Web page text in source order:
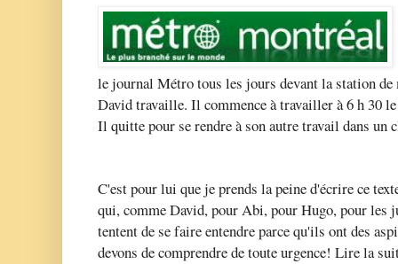
le journal Métro tous les jours devant la station
David travaille. Il commence à travailler à 6 h 30
Il quitte pour se rendre à son autre travail dans un
C'est pour lui que je prends la peine d'écrire ce
qui, comme David, pour Abi, pour Hugo, pour les
tentent de se faire entendre parce qu'ils ont des
devons de comprendre de toute urgence! Lire la